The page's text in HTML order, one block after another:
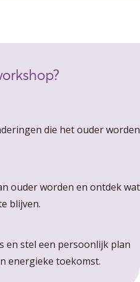
die het ouder worden
ouder worden en ontdek wat
blijven.
en stel een persoonlijk plan
energieke toekomst.